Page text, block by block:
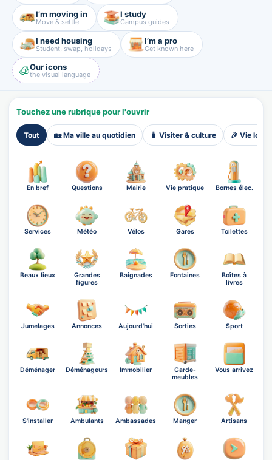
I’m moving in
Move & settle
I study
Campus guides
I need housing
Student, swap, holidays
I’m a pro
Get known here
🧊Our icons
the visual language
Touchez une rubrique pour l'ouvrir
Tout 🏡 Ma ville au quotidien 🧳 Visiter & culture 🎉 Vie
En bref Questions Mairie Vie pratique Bornes élec.
Services Météo Vélos Gares Toilettes
Beaux lieux
Grandes
figures
Baignades Fontaines
Boîtes à
livres
Jumelages Annonces Aujourd'hui Sorties Sport
Déménager Déménageurs Immobilier
Garde-
meubles
Vous arrivez
S'installer Ambulants Ambassades Manger Artisans